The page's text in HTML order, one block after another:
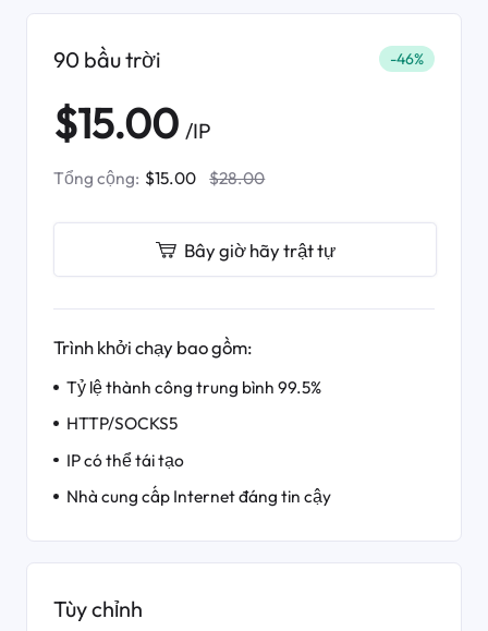
90 bầu trời -46%
$15.00 /IP
Tổng cộng: $15.00 $28.00
Bây giờ hãy trật tự
Trình khởi chạy bao gồm:
Tỷ lệ thành công trung bình 99.5%
HTTP/SOCKS5
IP có thể tái tạo
Nhà cung cấp Internet đáng tin cậy
Tùy chỉnh